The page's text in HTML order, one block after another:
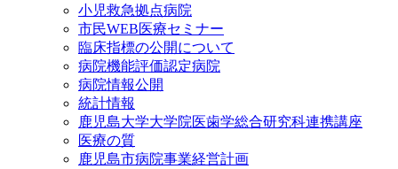
小児救急拠点病院
市民WEB医療セミナー
臨床指標の公開について
病院機能評価認定病院
病院情報公開
統計情報
鹿児島大学大学院医歯学総合研究科連携講座
医療の質
鹿児島市病院事業経営計画